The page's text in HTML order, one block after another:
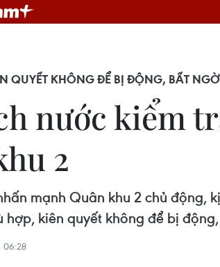
QUYẾT KHÔNG ĐỂ BỊ ĐỘNG, BẤT
nước kiểm
2
mạnh Quân khu 2 chủ động,
hợp, kiên quyết không để bị
06:28